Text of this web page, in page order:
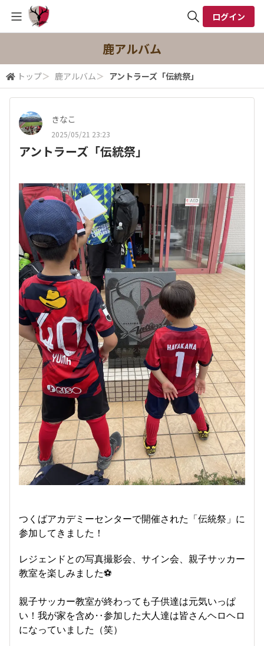
検索
ログイン
鹿アルバム
トップ＞ 鹿アルバム＞ アントラーズ「伝統祭」
きなこ
2025/05/21 23:23
アントラーズ「伝統祭」
つくばアカデミーセンターで開催された「伝統祭」に
参加してきました！
レジェンドとの写真撮影会、サイン会、親子サッカー
教室を楽しみました⚽️
親子サッカー教室が終わっても子供達は元気いっぱ
い！我が家を含め‥参加した大人達は皆さんヘロヘロ
になっていました（笑）